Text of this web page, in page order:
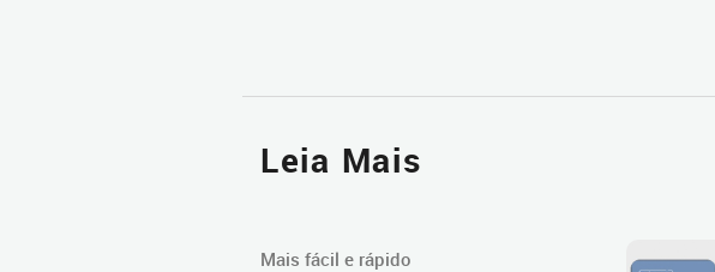
Leia Mais
Mais fácil e rápido